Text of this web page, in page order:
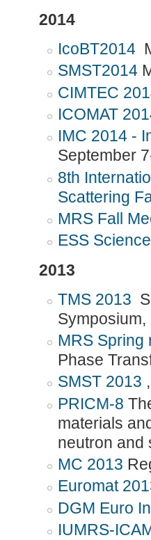
2014
IcoBT2014
SMST2014
CIMTEC
ICOMAT
IMC 2014 -
September
8th
Scattering
MRS Fall
ESS
2013
TMS 2013
Symposium,
MRS Spring
Phase
SMST 2013
PRICM-8
materials
neutron and
MC 2013
Euromat
DGM Euro
IUMRS-